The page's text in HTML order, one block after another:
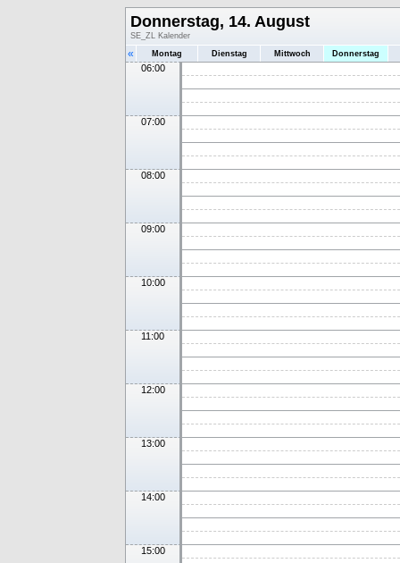
Donnerstag, 14. August
SE_ZL Kalender
« Montag Dienstag Mittwoch Donnerstag
06:00
07:00
08:00
09:00
10:00
11:00
12:00
13:00
14:00
15:00